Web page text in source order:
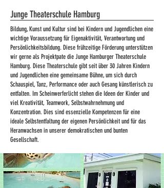
Junge Theaterschule Hamburg
Bildung, Kunst und Kultur sind bei Kindern und Jugendlichen eine
wichtige Voraussetzung für Eigenaktivität, Verantwortung und
Persönlichkeitsbildung. Diese frühzeitige Förderung unterstützen
wir gerne als Projektpate die Junge Hamburger Theaterschule
Hamburg. Diese Theaterschule gibt seit über 30 Jahren Kindern
und Jugendlichen eine gemeinsame Bühne, um sich durch
Schauspiel, Tanz, Performance oder auch Gesang künstlerisch zu
entfalten. Im Scheinwerferlicht stehen die Ideen der Kinder und
viel Kreativität, Teamwork, Selbstwahrnehmung und
Konzentration. Dies sind essenzielle Kompetenzen für eine
ideale Selbstentfaltung der eigenen Persönlichkeit und für das
Heranwachsen in unserer demokratischen und bunten
Gesellschaft.